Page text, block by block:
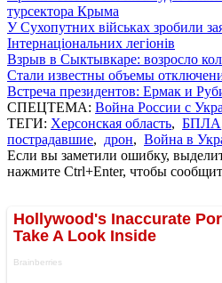
турсектора Крыма
У Сухопутних військах зробили
Інтернаціональних легіонів
Взрыв в Сыктывкаре: возросло
Стали известны объемы
Встреча президентов: Ермак и
СПЕЦТЕМА: Война России с
ТЕГИ: Херсонская область, БПЛА
пострадавшие, дрон, Война в
Если вы заметили ошибку,
нажмите Ctrl+Enter, чтобы